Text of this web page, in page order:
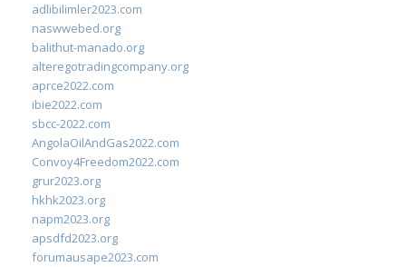
adlibilimler2023.com
naswwebed.org
balithut-manado.org
alteregotradingcompany.org
aprce2022.com
ibie2022.com
sbcc-2022.com
AngolaOilAndGas2022.com
Convoy4Freedom2022.com
grur2023.org
hkhk2023.org
napm2023.org
apsdfd2023.org
forumausape2023.com